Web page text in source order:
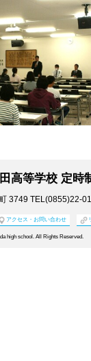
高等学校 定時
3749 TEL(0855)22-
アクセス・お問い合わせ
high school. All Rights Reserved.